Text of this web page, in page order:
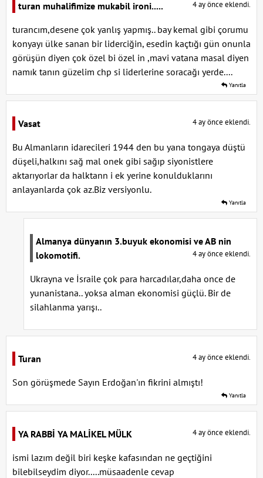
turan muhalifimize mukabil ironi..... 4 ay önce eklendi.
turancım,desene çok yanlış yapmış.. bay kemal gibi çorumu
konyayı ülke sanan bir liderciğin, esedin kaçtığı gün onunla
görüşün diyen çok özel bi özel in ,mavi vatana masal diyen
namık tanın güzelim chp si liderlerine soracağı yerde....
Yanıtla
Vasat 4 ay önce eklendi.
Bu Almanların idarecileri 1944 den bu yana tongaya düştü
düşeli,halkını sağ mal onek gibi sağıp siyonistlere
aktarıyorlar da halktann i ek yerine konulduklarını
anlayanlarda çok az.Biz versiyonlu.
Yanıtla
Almanya dünyanın 3.buyuk ekonomisi ve AB nin
lokomotifi.
4 ay önce eklendi.
Ukrayna ve İsraile çok para harcadılar,daha once de
yunanistana.. yoksa alman ekonomisi güçlü. Bir de
silahlanma yarışı..
Turan 4 ay önce eklendi.
Son görüşmede Sayın Erdoğan'ın fikrini almıştı!
Yanıtla
YA RABBİ YA MALİKEL MÜLK 4 ay önce eklendi.
ismi lazım değil biri keşke kafasından ne geçtiğini
bilebilseydim diyor.....müsaadenle cevap